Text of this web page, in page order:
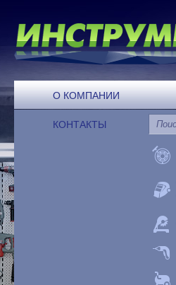
О КОМПАНИИ
КОНТАКТЫ